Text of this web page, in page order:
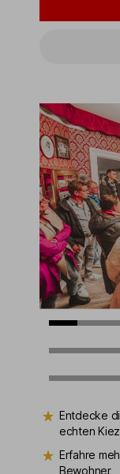
Entdecke
echten
Erfahre
Bewohner